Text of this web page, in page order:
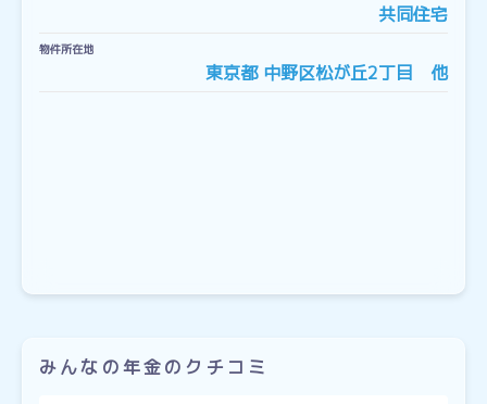
共同住宅
物件所在地
東京都 中野区松が丘2丁目 他
みんなの年金のクチコミ